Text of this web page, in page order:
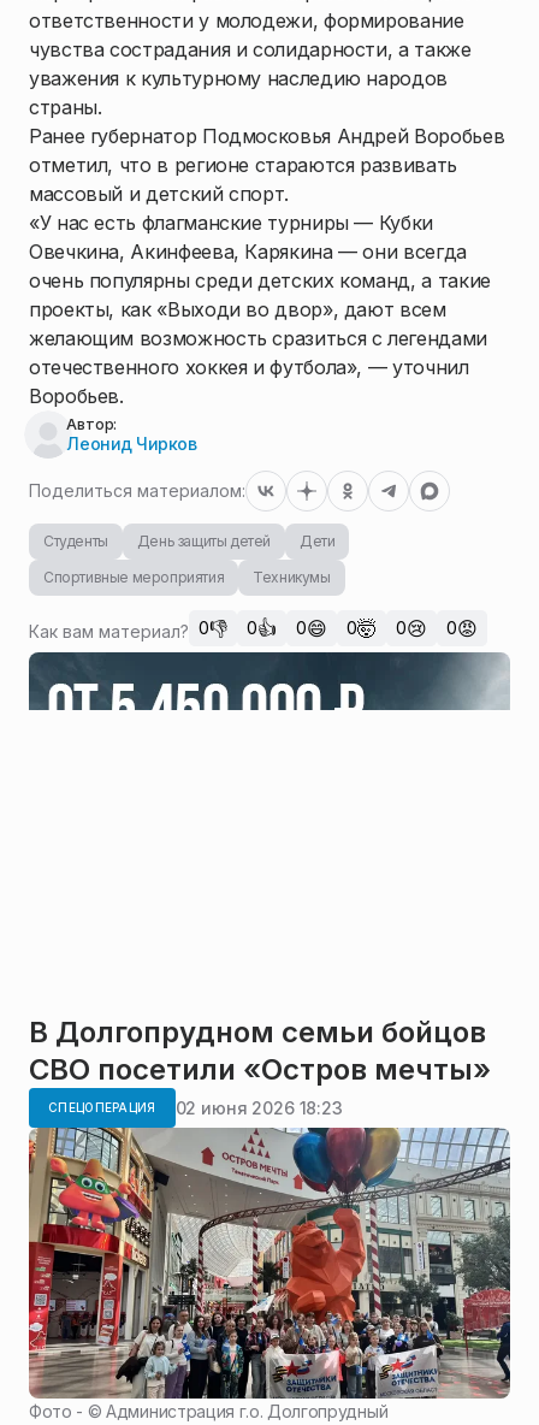
ответственности у молодежи, формирование
чувства сострадания и солидарности, а также
уважения к культурному наследию народов
страны.
Ранее губернатор Подмосковья Андрей Воробьев
отметил, что в регионе стараются развивать
массовый и детский спорт.
«У нас есть флагманские турниры — Кубки
Овечкина, Акинфеева, Карякина — они всегда
очень популярны среди детских команд, а такие
проекты, как «Выходи во двор», дают всем
желающим возможность сразиться с легендами
отечественного хоккея и футбола», — уточнил
Воробьев.
Автор:
Леонид Чирков
Поделиться материалом:
Студенты День защиты детей
Дети
Спортивные мероприятия
Техникумы
Как вам материал? 0👎 0👍 0😄 0🤯 0😢 0😡
В Долгопрудном семьи бойцов
СВО посетили «Остров мечты»
СПЕЦОПЕРАЦИЯ 02 июня 2026 18:23
Фото - ©Администрация г.о. Долгопрудный